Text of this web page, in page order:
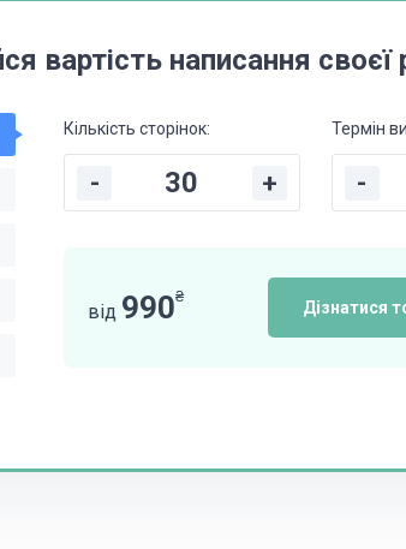
вартість написання своєї
Кількість сторінок:
- +
Термін
-
від 990₴
Дізнатися